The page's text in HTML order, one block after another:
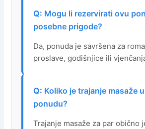
Mogu li rezervirati ovu
posebne prigode?
Da, ponuda je savršena za
proslave, godišnjice ili
Koliko je trajanje masaže
ponudu?
Trajanje masaže za par obično